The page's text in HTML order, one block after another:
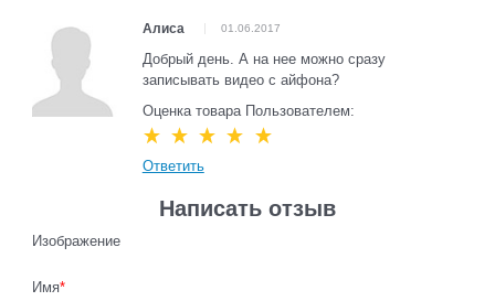
Алиса 01.06.2017
Добрый день. А на нее можно сразу
записывать видео с айфона?
Оценка товара Пользователем:
Ответить
Написать отзыв
Изображение
Имя